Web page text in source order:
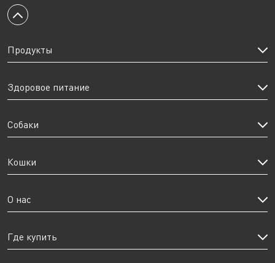
Вернуться к началу
Продукты
Здоровое питание
Собаки
Кошки
О нас
Где купить